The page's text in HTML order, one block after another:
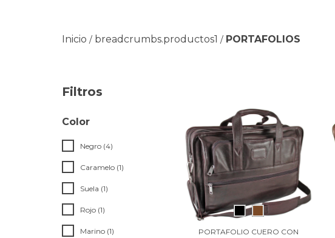
Inicio / breadcrumbs.productos1 / PORTAFOLIOS
Filtros
Color
Negro (4)
Caramelo (1)
Suela (1)
Rojo (1)
Marino (1)
PORTAFOLIO CUERO CON